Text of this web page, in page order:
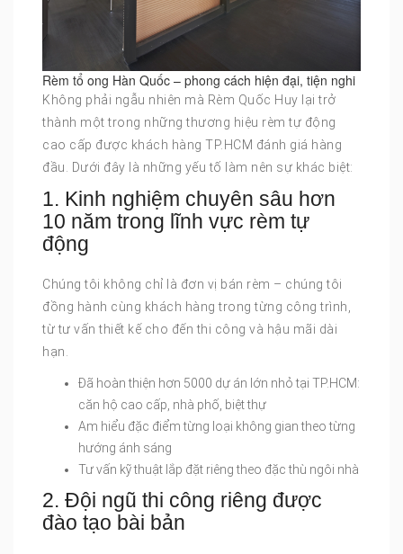
Rèm tổ ong Hàn Quốc – phong cách hiện đại, tiện nghi
Không phải ngẫu nhiên mà Rèm Quốc Huy lại trở
thành một trong những thương hiệu rèm tự động
cao cấp được khách hàng TP.HCM đánh giá hàng
đầu. Dưới đây là những yếu tố làm nên sự khác biệt:
1. Kinh nghiệm chuyên sâu hơn
10 năm trong lĩnh vực rèm tự
động
Chúng tôi không chỉ là đơn vị bán rèm – chúng tôi
đồng hành cùng khách hàng trong từng công trình,
từ tư vấn thiết kế cho đến thi công và hậu mãi dài
hạn.
Đã hoàn thiện hơn 5000 dự án lớn nhỏ tại TP.HCM:
căn hộ cao cấp, nhà phố, biệt thự
Am hiểu đặc điểm từng loại không gian theo từng
hướng ánh sáng
Tư vấn kỹ thuật lắp đặt riêng theo đặc thù ngôi nhà
2. Đội ngũ thi công riêng được
đào tạo bài bản